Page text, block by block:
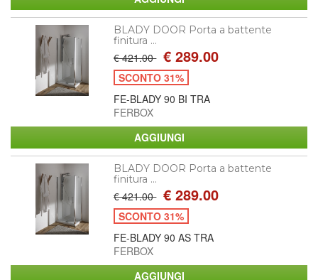
BLADY DOOR Porta a battente
finitura ...
€ 421.00 € 289.00
SCONTO 31%
FE-BLADY 90 BI TRA
FERBOX
BLADY DOOR Porta a battente
finitura ...
€ 421.00 € 289.00
SCONTO 31%
FE-BLADY 90 AS TRA
FERBOX